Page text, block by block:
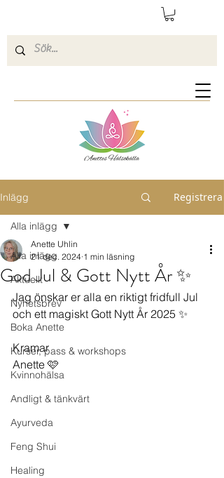
Inlägg Registrera
Alla inlägg
Aktuellt
Nyhetsbrev
Boka Anette
Kurser, pass & workshops
Kvinnohälsa
Andligt & tänkvärt
Ayurveda
Feng Shui
Healing
Alla inlägg
God Jul & Gott Nytt År ✨️
Anette Uhlin
21 dec. 2024 1 min läsning
Jag önskar er alla en riktigt fridfull Jul
och ett magiskt Gott Nytt År 2025 ✨️
Kramar
Anette 🩷